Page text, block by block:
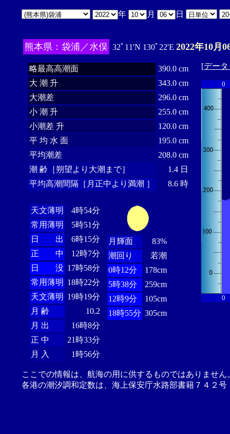
年 月 日
熊本県：袋浦／水俣 32ﾟ11'N 130ﾟ22'E 2022年10月
略最高高潮面
390.0 cm
大 潮 升
343.0 cm
大潮差
296.0 cm
小 潮 升
255.0 cm
小潮差 升
120.0 cm
平 均 水 面
195.0 cm
平均潮差
208.0 cm
潮 齢［朔望より大潮まで］
1.4 日
平均高潮間隔［月正中より満潮 ］
8.6 時
天文薄明
4時54分
常用薄明
5時51分
日 出
6時15分
正 中
12時7分
日 没 17時58分
常用薄明 18時22分
天文薄明 19時19分
月 齢
10.2
月 出
16時8分
正 中
21時33分
月 入
1時56分
月輝面
83%
潮回り
若潮
0時12分
178cm
5時38分
259cm
12時9分
105cm
18時55分 305cm
[デー
0
0
ここでの情報は、航海の用に供するものではありませ
各港の潮汐調和定数は、海上保安庁水路部書籍７４２